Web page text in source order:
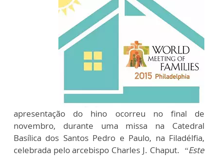
apresentação do hino ocorreu no final de
novembro, durante uma missa na Catedral
Basílica dos Santos Pedro e Paulo, na Filadélfia,
celebrada pelo arcebispo Charles J. Chaput. “Este